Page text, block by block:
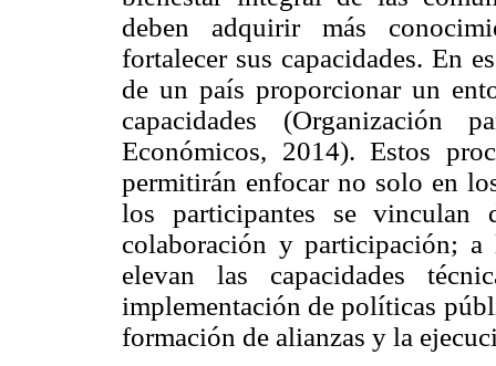
deben adquirir más
fortalecer sus capacidades. En
de un país proporcionar un
capacidades
Económicos, 2014). Estos
permitirán enfocar no solo en
los participantes se vinculan
colaboración y participación; a
elevan las capacidades
implementación de políticas
formación de alianzas y la